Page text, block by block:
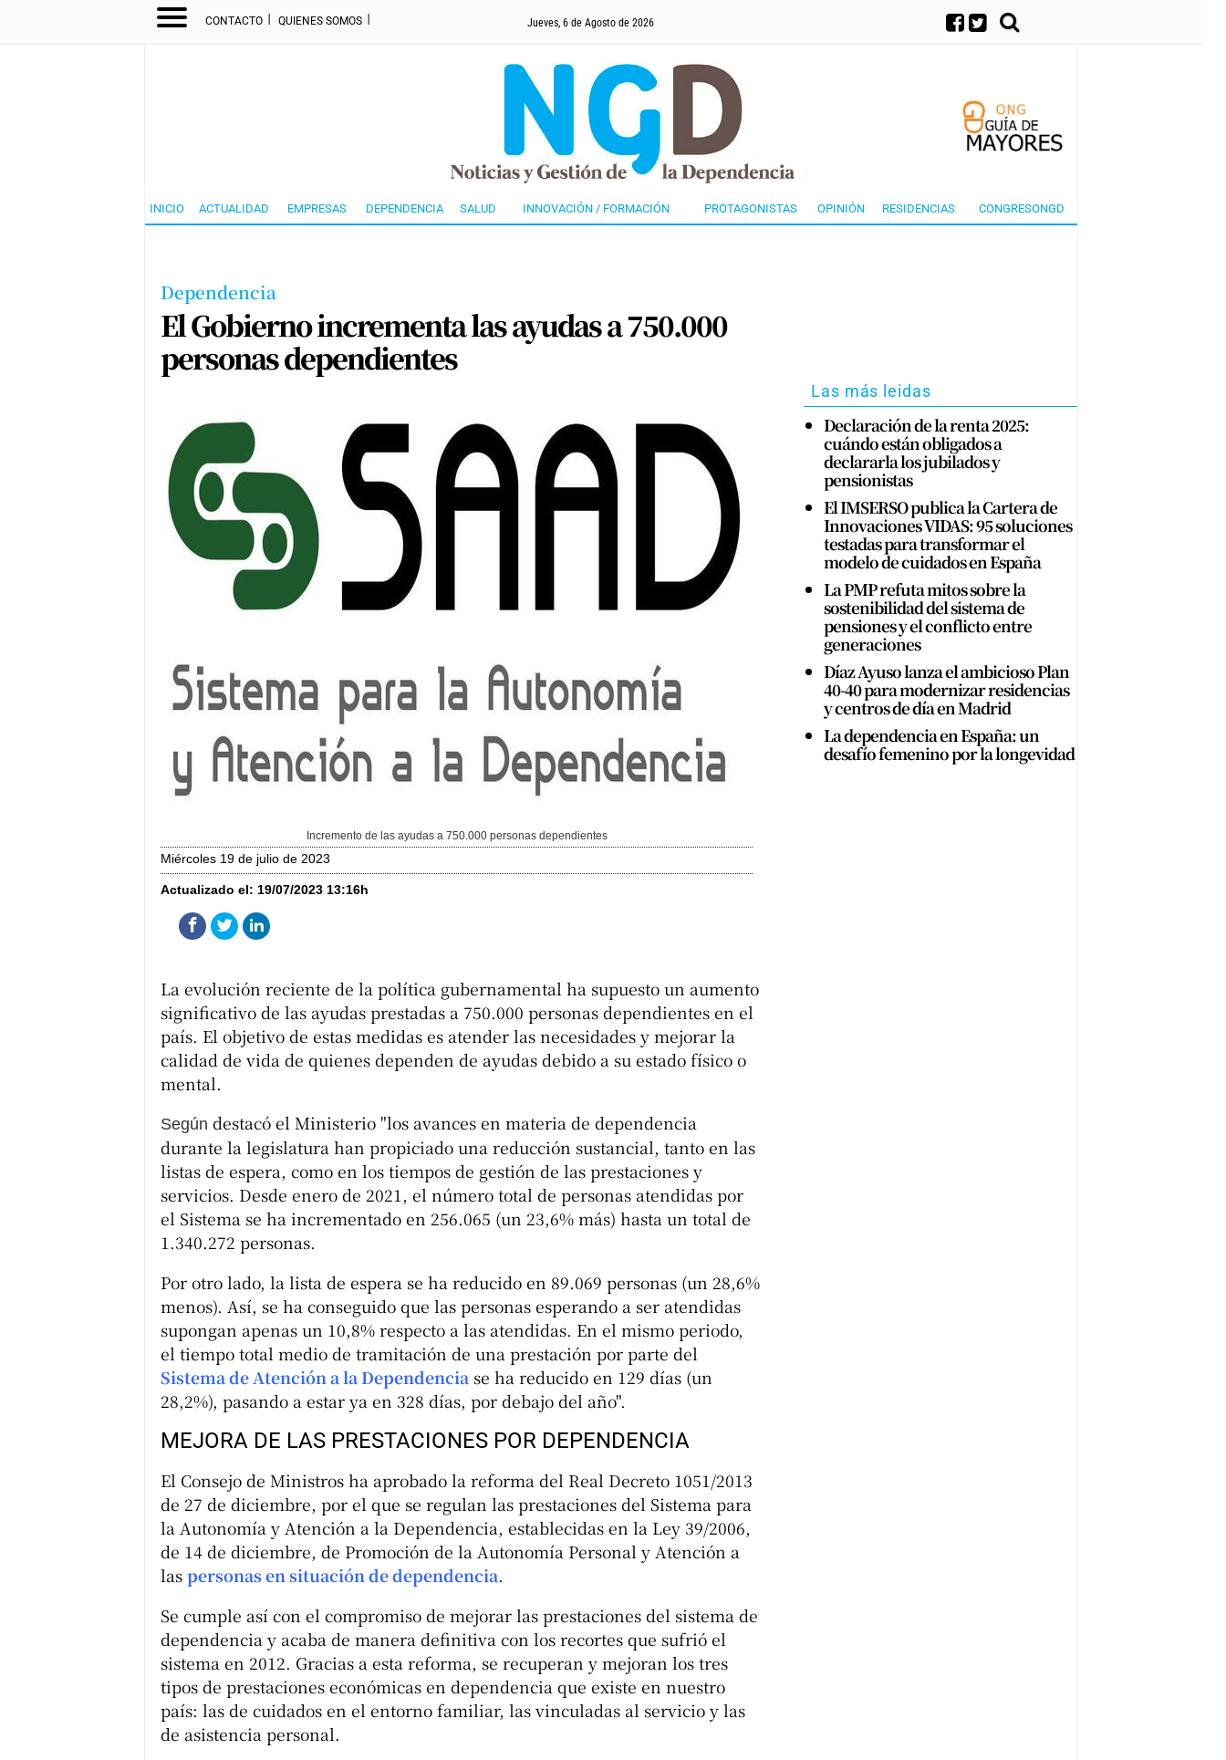
CONTACTO I QUIENES SOMOS I Jueves, 6 de Agosto de 2026
INICIO ACTUALIDAD EMPRESAS DEPENDENCIA SALUD INNOVACIÓN / FORMACIÓN PROTAGONISTAS OPINIÓN RESIDENCIAS CONGRESONGD
Dependencia
El Gobierno incrementa las ayudas a 750.000
personas dependientes
Incremento de las ayudas a 750.000 personas dependientes
miércoles 19 de julio de 2023
Actualizado el: 19/07/2023 13:16h
La evolución reciente de la política gubernamental ha supuesto un aumento
significativo de las ayudas prestadas a 750.000 personas dependientes en el
país. El objetivo de estas medidas es atender las necesidades y mejorar la
calidad de vida de quienes dependen de ayudas debido a su estado físico o
mental.
Según destacó el Ministerio "los avances en materia de dependencia
durante la legislatura han propiciado una reducción sustancial, tanto en las
listas de espera, como en los tiempos de gestión de las prestaciones y
servicios. Desde enero de 2021, el número total de personas atendidas por
el Sistema se ha incrementado en 256.065 (un 23,6% más) hasta un total de
1.340.272 personas.
Por otro lado, la lista de espera se ha reducido en 89.069 personas (un 28,6%
menos). Así, se ha conseguido que las personas esperando a ser atendidas
supongan apenas un 10,8% respecto a las atendidas. En el mismo periodo,
el tiempo total medio de tramitación de una prestación por parte del
Sistema de Atención a la Dependencia se ha reducido en 129 días (un
28,2%), pasando a estar ya en 328 días, por debajo del año".
MEJORA DE LAS PRESTACIONES POR DEPENDENCIA
El Consejo de Ministros ha aprobado la reforma del Real Decreto 1051/2013
de 27 de diciembre, por el que se regulan las prestaciones del Sistema para
la Autonomía y Atención a la Dependencia, establecidas en la Ley 39/2006,
de 14 de diciembre, de Promoción de la Autonomía Personal y Atención a
las personas en situación de dependencia.
Se cumple así con el compromiso de mejorar las prestaciones del sistema de
dependencia y acaba de manera definitiva con los recortes que sufrió el
sistema en 2012. Gracias a esta reforma, se recuperan y mejoran los tres
tipos de prestaciones económicas en dependencia que existe en nuestro
país: las de cuidados en el entorno familiar, las vinculadas al servicio y las
de asistencia personal.
Las más leidas
Declaración de la renta 2025:
cuándo están obligados a
declararla los jubilados y
pensionistas
El IMSERSO publica la Cartera de
Innovaciones VIDAS: 95 soluciones
testadas para transformar el
modelo de cuidados en España
La PMP refuta mitos sobre la
sostenibilidad del sistema de
pensiones y el conflicto entre
generaciones
Díaz Ayuso lanza el ambicioso Plan
40-40 para modernizar residencias
y centros de día en Madrid
La dependencia en España: un
desafío femenino por la longevidad